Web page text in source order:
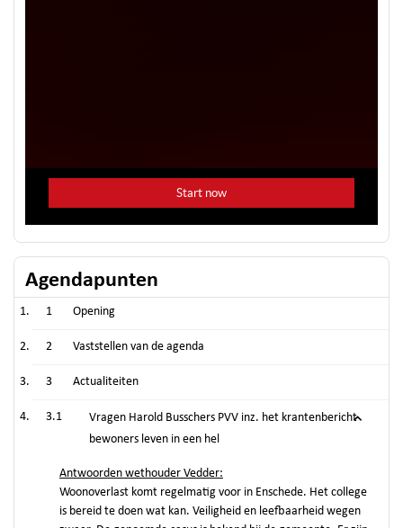
Agendapunten
1 Opening
2 Vaststellen van de agenda
3 Actualiteiten
3.1
Vragen Harold Busschers PVV inz. het krantenbericht
bewoners leven in een hel
Antwoorden wethouder Vedder:
Woonoverlast komt regelmatig voor in Enschede. Het college
is bereid te doen wat kan. Veiligheid en leefbaarheid wegen